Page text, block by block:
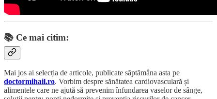
📚 Ce mai citim:
Mai jos ai selecția de articole, publicate săptămâna asta pe
doctormihail.ro. Vorbim despre sănătatea cardiovasculară și
alimentele care ne ajută să prevenim înfundarea vaselor de sânge,